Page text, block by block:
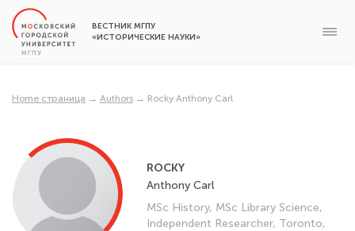
ВЕСТНИК МГПУ
«ИСТОРИЧЕСКИЕ НАУКИ»
Home страница → Authors → Rocky Anthony Carl
ROCKY
Anthony Carl
MSc History, MSc Library Science,
Independent Researcher, Toronto,